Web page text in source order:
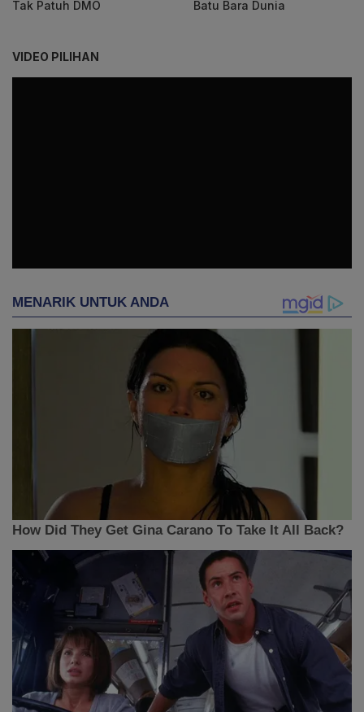
Tak Patuh DMO
Batu Bara Dunia
VIDEO PILIHAN